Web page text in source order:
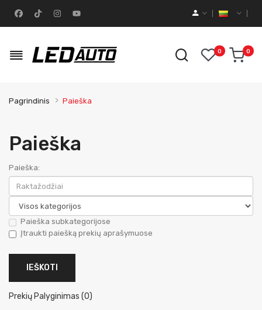
0 0
Pagrindinis Paieška
Paieška
Paieška:
Paieška subkategorijose
Įtraukti paiešką prekių aprašymuose
Prekių Palyginimas (0)